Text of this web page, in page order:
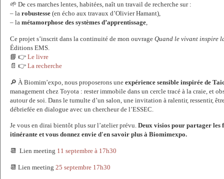
🌱 De ces marches lentes, habitées, naît un travail de recherche sur :
– la robustesse (en écho aux travaux d’Olivier Hamant),
– la métamorphose des systèmes d’apprentissage,
Ce projet s’inscrit dans la continuité de mon ouvrage Quand le vivant inspire
Éditions EMS.
📘 👉 Le livre
📄 👉 La recherche
🔎 À Biomim’expo, nous proposerons une expérience sensible inspirée de
management chez Toyota : rester immobile dans un cercle tracé à la craie, et
autour de soi. Dans le tumulte d’un salon, une invitation à ralentir, ressentir,
débriefée en dialogue avec un chercheur de l’ESSEC.
Je vous en dirai bientôt plus sur l’atelier prévu. Deux visios pour partager les
itinérante et vous donnez envie d'en savoir plus à Biomimexpo.
📆  Lien meeting 11 septembre à 17h30
📆 Lien meeting 25 septembre 17h30